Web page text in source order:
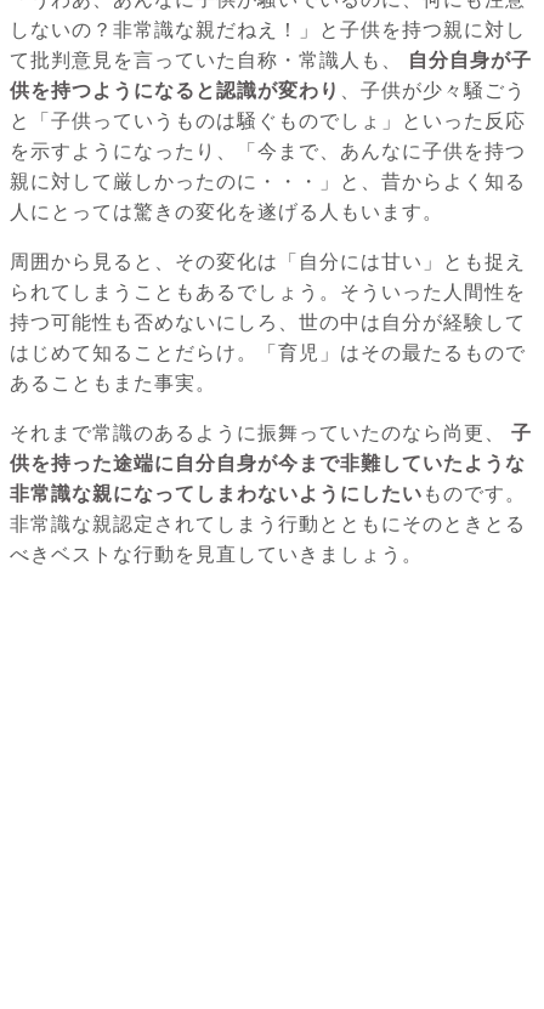
しないの？非常識な親だねえ！」と子供を持つ親に対し
て批判意見を言っていた自称・常識人も、
自分自身が子
供を持つようになると認識が変わり
、子供が少々騒ごう
と「子供っていうものは騒ぐものでしょ」といった反応
を示すようになったり、「今まで、あんなに子供を持つ
親に対して厳しかったのに・・・」と、昔からよく知る
人にとっては驚きの変化を遂げる人もいます。
周囲から見ると、その変化は「自分には甘い」とも捉え
られてしまうこともあるでしょう。そういった人間性を
持つ可能性も否めないにしろ、世の中は自分が経験して
はじめて知ることだらけ。「育児」はその最たるもので
あることもまた事実。
それまで常識のあるように振舞っていたのなら尚更、
子
供を持った途端に自分自身が今まで非難していたような
非常識な親になってしまわないようにしたい ものです。
非常識な親認定されてしまう行動とともにそのときとる
べきベストな行動を見直していきましょう。